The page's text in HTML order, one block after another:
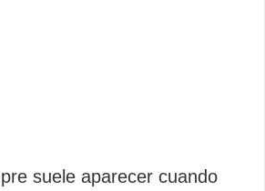
suele aparecer cuando